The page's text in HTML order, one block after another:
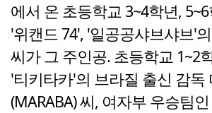
에서 온 초등학교 3~4학년,
'위캔드 74', '일공공샤브샤브'
씨가 그 주인공. 초등학교 1~2
'티키타카'의 브라질 출신 감독
(MARABA) 씨, 여자부 우승팀